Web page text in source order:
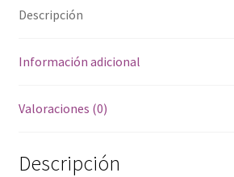
Descripción
Información adicional
Valoraciones (0)
Descripción